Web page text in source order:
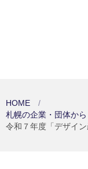
HOME
札幌の企業・団体から
令和７年度「デザイ